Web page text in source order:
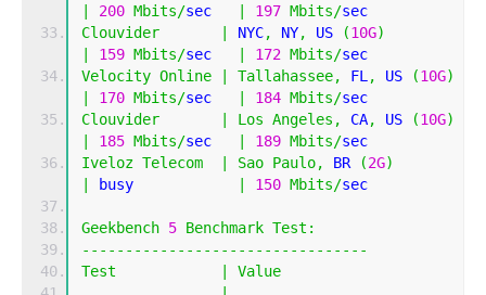
200 Mbits/sec 197 Mbits/sec
Clouvider
NYC, NY, US (10G)
159 Mbits/sec 172 Mbits/sec
Velocity Online Tallahassee, FL , US (10G)
170 Mbits/sec 184 Mbits/sec
Clouvider
Los Angeles , CA, US (10G)
185 Mbits/sec 189 Mbits/sec
Iveloz Telecom Sao Paulo, BR (2G)
busy 150 Mbits/sec
Geekbench 5 Benchmark Test :
---------------------------------
Test
Value